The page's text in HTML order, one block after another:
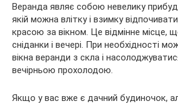
Веранда являє собою невелику
якій можна влітку і взимку
красою за вікном. Це відмінне місце,
сніданки і вечері. При необхідності
вікна веранди з скла і
вечірньою прохолодою.
Якщо у вас вже є дачний будиночок,